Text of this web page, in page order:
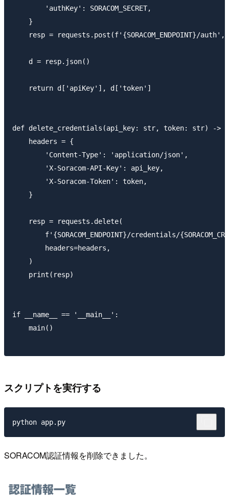
        'authKey': SORACOM_SECRET,
    }
resp = requests.post(f'{SORACOM_ENDPOINT}/
    d = resp.json()
    return d['apiKey'], d['token']
def delete_credentials(api_key: str, token: str) ->
    headers = {
        'Content-Type': 'application/json',
        'X-Soracom-API-Key': api_key,
        'X-Soracom-Token': token,
    }
    resp = requests.delete(
f'{SORACOM_ENDPOINT}/credentials/
        headers=headers,
    )
    print(resp)
if __name__ == '__main__':
    main()
スクリプトを実行する
SORACOM認証情報を削除できました。